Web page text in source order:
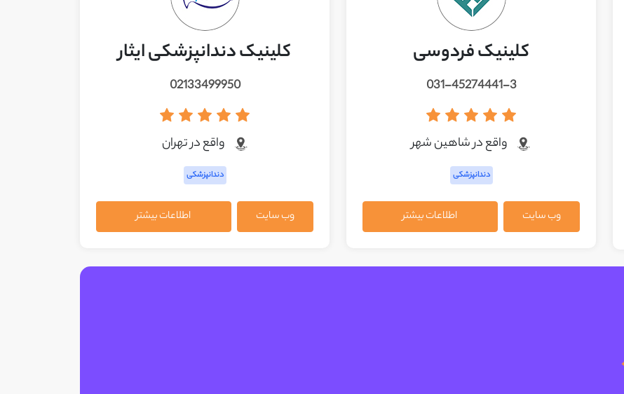
کلینیک فردوسی
031-45274441-3
واقع در شاهين شهر
دندانپزشکی
وب سایت اطلاعات بیشتر
کلینیک دندانپزشکی ایثار
02133499950
واقع در تهران
دندانپزشکی
وب سایت اطلاعات بیشتر